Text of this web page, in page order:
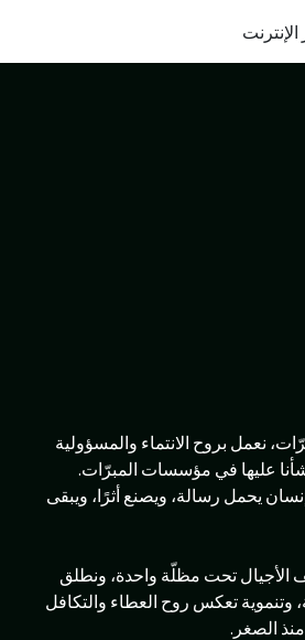
نعمل بروح الانتماء والمسؤولية
عليها في مؤسسات المبرّات.
يحمل رسالة، ويصنع أثرًا، ويبقى
الأجيال تحت مظلّة واحدة، ونطلق
وتنموية تعكس روح العطاء والتكافل
منذ الصغر.